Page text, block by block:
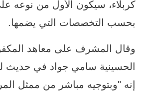
كربلاء، سيكون الأول من نوعه
بحسب التخصصات التي يضمها.
وقال المشرف على معاهد
الحسينية سامي جواد في حديث
إنه "وبتوجيه مباشر من ممثل